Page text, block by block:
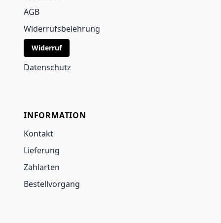
AGB
Widerrufsbelehrung
Widerruf
Datenschutz
INFORMATION
Kontakt
Lieferung
Zahlarten
Bestellvorgang